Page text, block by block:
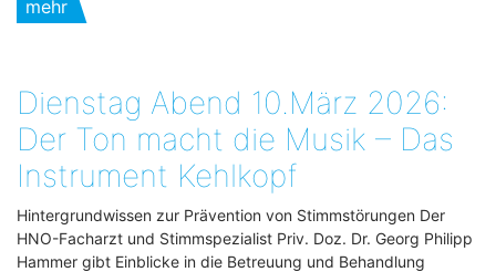
mehr
Dienstag Abend 10.März 2026:
Der Ton macht die Musik – Das
Instrument Kehlkopf
Hintergrundwissen zur Prävention von Stimmstörungen Der
HNO-Facharzt und Stimmspezialist Priv. Doz. Dr. Georg Philipp
Hammer gibt Einblicke in die Betreuung und Behandlung